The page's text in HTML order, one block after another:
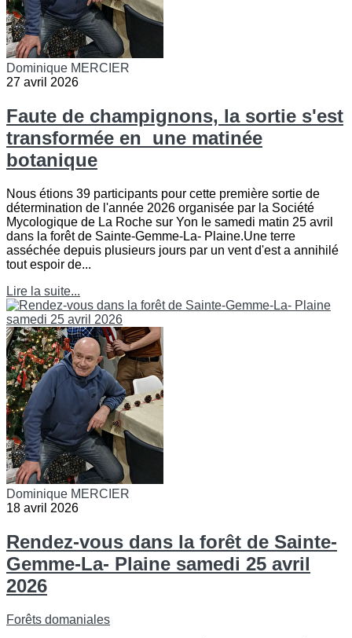
Dominique MERCIER
27 avril 2026
Faute de champignons, la sortie s'est
transformée en une matinée
botanique
Nous étions 39 participants pour cette première sortie de
détermination de l'année 2026 organisée par la Société
Mycologique de La Roche sur Yon le samedi matin 25 avril
dans la forêt de Sainte-Gemme-La- Plaine.Une terre
asséchée depuis plusieurs jours par un vent d'est a annihilé
tout espoir de...
Lire la suite...
Dominique MERCIER
18 avril 2026
Rendez-vous dans la forêt de Sainte-
Gemme-La- Plaine samedi 25 avril
2026
Forêts domaniales